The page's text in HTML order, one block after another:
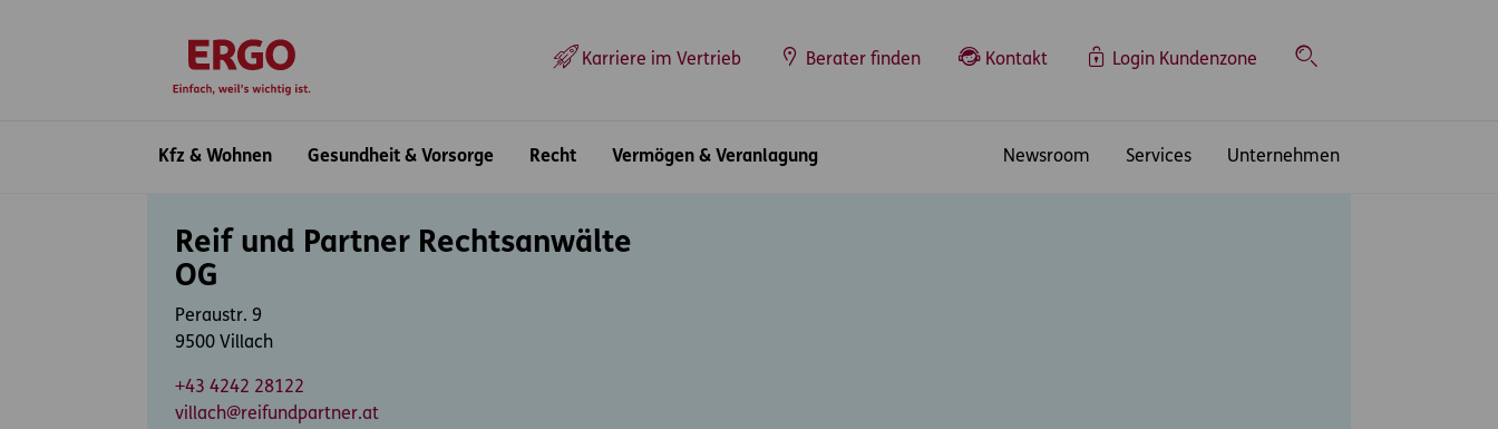
Karriere im Vertrieb Berater finden Kontakt Login Kundenzone
Suche
Kfz & Wohnen
Gesundheit & Vorsorge Recht Vermögen & Veranlagung Newsroom Services Unternehmen
Reif und Partner Rechtsanwälte
OG
Peraustr. 9
9500 Villach
+43 4242 28122
villach@reifundpartner.at